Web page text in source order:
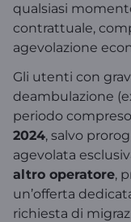
qualsiasi
contrattuale,
agevolazione
Gli utenti con
deambulazione
periodo
2024, salvo
agevolata
altro operatore,
un’offerta
richiesta di